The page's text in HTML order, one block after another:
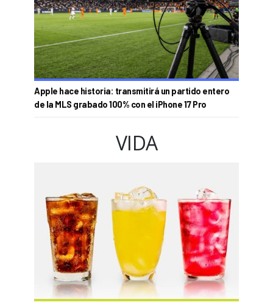
Apple hace historia: transmitirá un partido entero
de la MLS grabado 100% con el iPhone 17 Pro
VIDA